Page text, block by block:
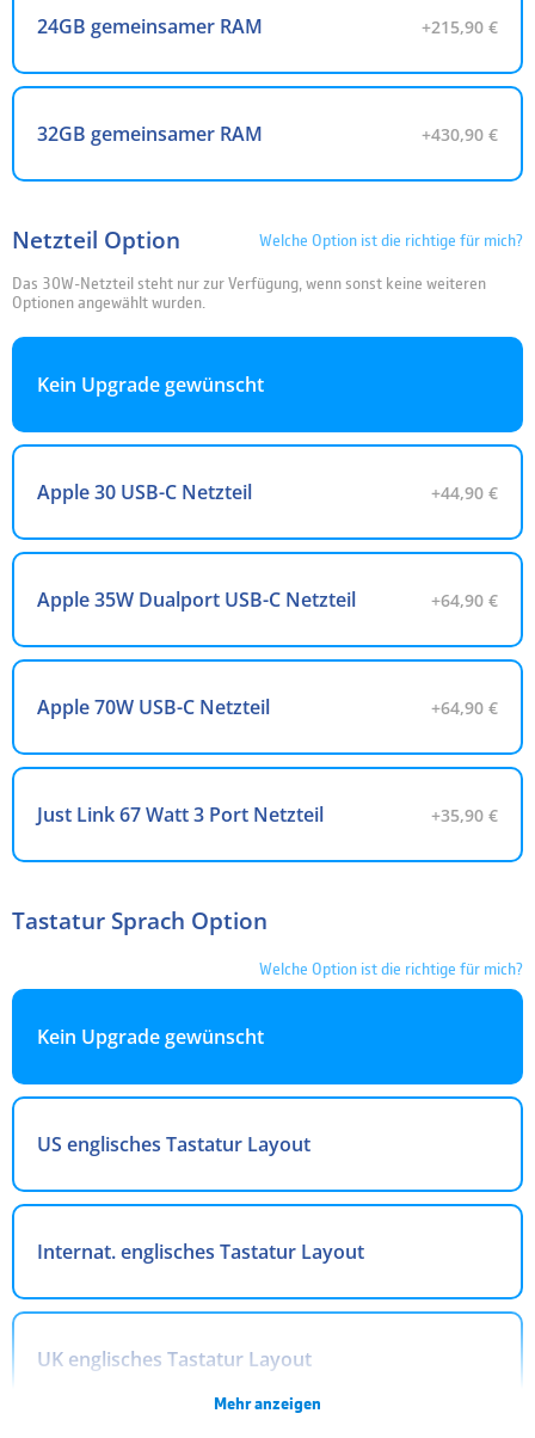
24GB gemeinsamer RAM +215,90 €
32GB gemeinsamer RAM +430,90 €
Netzteil Option Welche Option ist die richtige für mich?
Das 30W-Netzteil steht nur zur Verfügung, wenn sonst keine weiteren
Optionen angewählt wurden.
Kein Upgrade gewünscht
Apple 30 USB-C Netzteil +44,90 €
Apple 35W Dualport USB-C Netzteil +64,90 €
Apple 70W USB-C Netzteil +64,90 €
Just Link 67 Watt 3 Port Netzteil +35,90 €
Tastatur Sprach Option
Welche Option ist die richtige für mich?
Kein Upgrade gewünscht
US englisches Tastatur Layout
Internat. englisches Tastatur Layout
UK englisches Tastatur Layout
Mehr anzeigen